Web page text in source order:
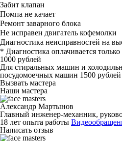
Забит клапан
Помпа не качает
Ремонт заварного блока
Не исправен двигатель кофемолки
Диагностика неисправностей на
* Диагностика оплачивается
1000 рублей
Для стиральных машин и
посудомоечных машин 1500 рублей
Вызвать мастера
Наши мастера
Александр Мартынов
Главный инженер-механник,
18 лет опыта работы
Написать отзыв